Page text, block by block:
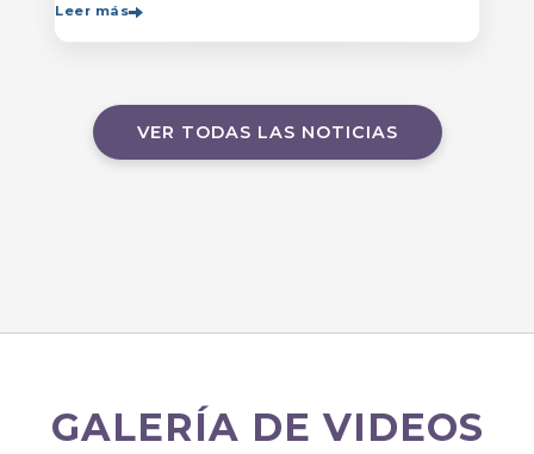
Leer más
VER TODAS LAS NOTICIAS
GALERÍA DE VIDEOS